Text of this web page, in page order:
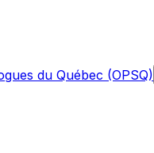
du Québec (OPSQ)